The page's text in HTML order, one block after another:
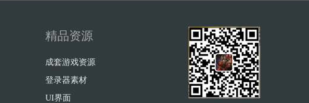
精品资源
成套游戏资源
登录器素材
UI界面